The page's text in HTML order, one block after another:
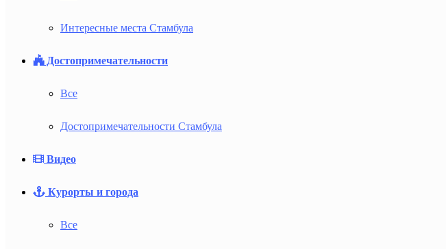
Интересные места Стамбула
Достопримечательности
Все
Достопримечательности Стамбула
Видео
Курорты и города
Все